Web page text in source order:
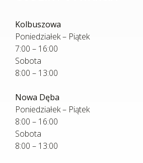
Kolbuszowa
Poniedziałek – Piątek
7:00 – 16:00
Sobota
8:00 – 13:00
Nowa Dęba
Poniedziałek – Piątek
8:00 – 16:00
Sobota
8:00 – 13:00